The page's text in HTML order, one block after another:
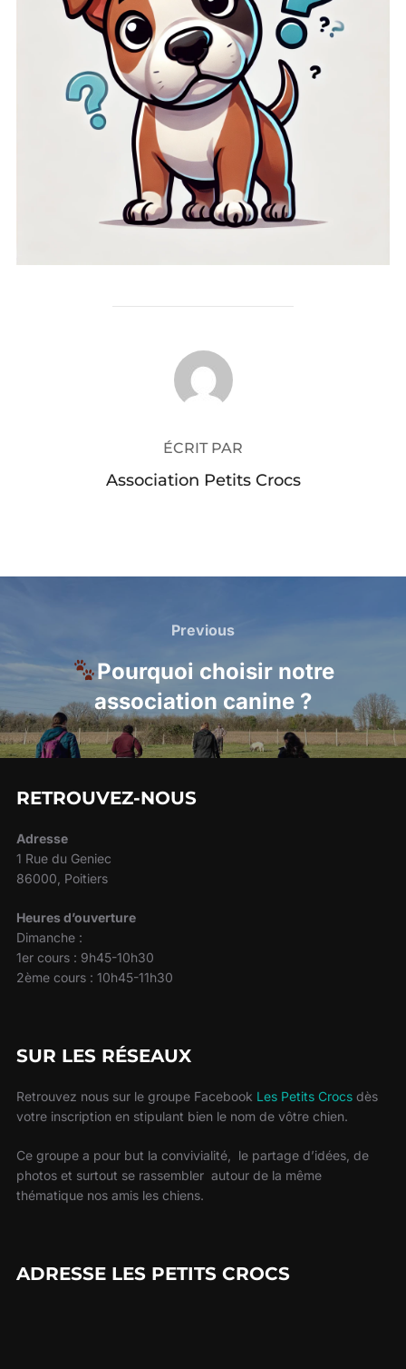
AUTEUR DE LA PUBLICATION
ÉCRIT PAR
Association Petits Crocs
l’article
Previous
Previous
Pourquoi choisir notre
association canine ?
RETROUVEZ-NOUS
Adresse
1 Rue du Geniec
86000, Poitiers
Heures d’ouverture
Dimanche :
1er cours : 9h45-10h30
2ème cours : 10h45-11h30
SUR LES RÉSEAUX
Retrouvez nous sur le groupe Facebook Les Petits Crocsdès
votre inscription en stipulant bien le nom de vôtre chien.
Ce groupe a pour but la convivialité, le partage d’idées, de
photos et surtout se rassembler autour de la même
thématique nos amis les chiens.
ADRESSE LES PETITS CROCS